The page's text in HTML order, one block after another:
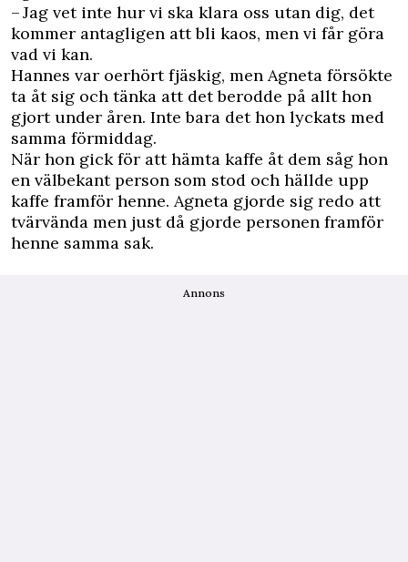
– Jag vet inte hur vi ska klara oss utan dig, det
kommer antagligen att bli kaos, men vi får göra
vad vi kan.
Hannes var oerhört fjäskig, men Agneta försökte
ta åt sig och tänka att det berodde på allt hon
gjort under åren. Inte bara det hon lyckats med
samma förmiddag.
När hon gick för att hämta kaffe åt dem såg hon
en välbekant person som stod och hällde upp
kaffe framför henne. Agneta gjorde sig redo att
tvärvända men just då gjorde personen framför
henne samma sak.
Annons